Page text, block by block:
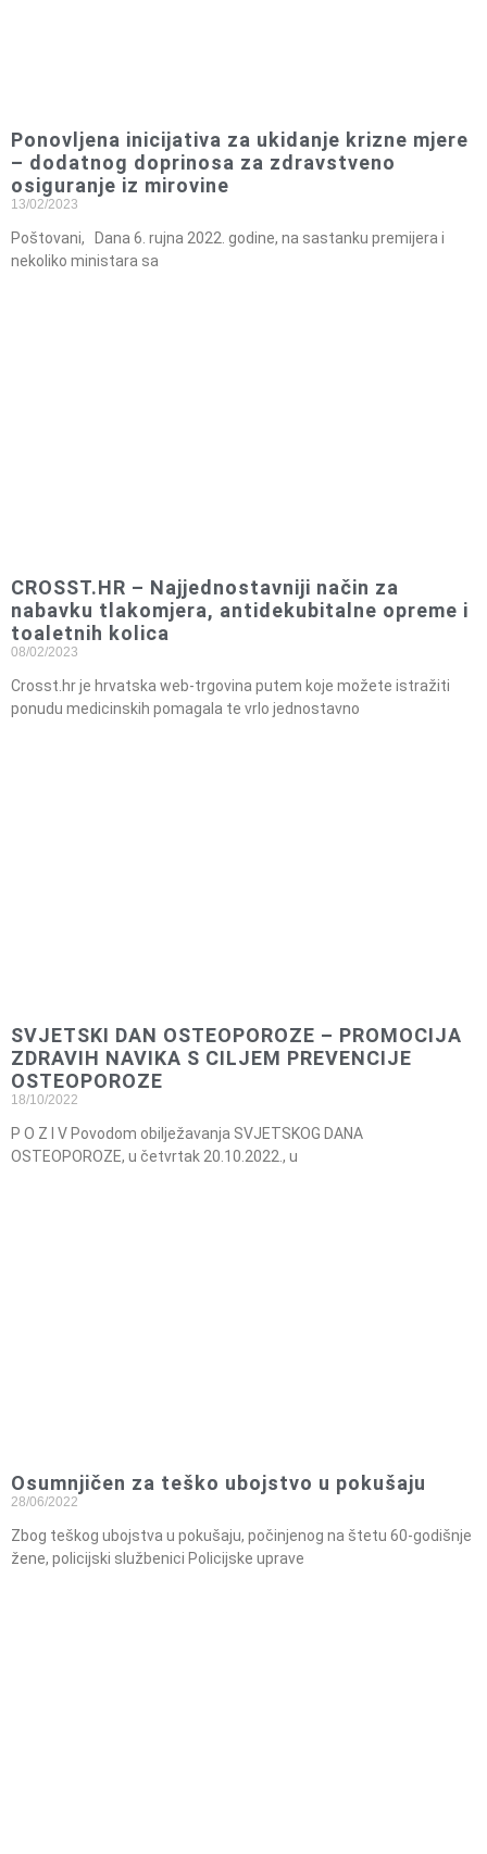
Ponovljena inicijativa za ukidanje krizne mjere
– dodatnog doprinosa za zdravstveno
osiguranje iz mirovine
13/02/2023
Poštovani, Dana 6. rujna 2022. godine, na sastanku premijera i
nekoliko ministara sa
CROSST.HR – Najjednostavniji način za
nabavku tlakomjera, antidekubitalne opreme i
toaletnih kolica
08/02/2023
Crosst.hr je hrvatska web-trgovina putem koje možete istražiti
ponudu medicinskih pomagala te vrlo jednostavno
SVJETSKI DAN OSTEOPOROZE – PROMOCIJA
ZDRAVIH NAVIKA S CILJEM PREVENCIJE
OSTEOPOROZE
18/10/2022
P O Z I V Povodom obilježavanja SVJETSKOG DANA
OSTEOPOROZE, u četvrtak 20.10.2022., u
Osumnjičen za teško ubojstvo u pokušaju
28/06/2022
Zbog teškog ubojstva u pokušaju, počinjenog na štetu 60-godišnje
žene, policijski službenici Policijske uprave